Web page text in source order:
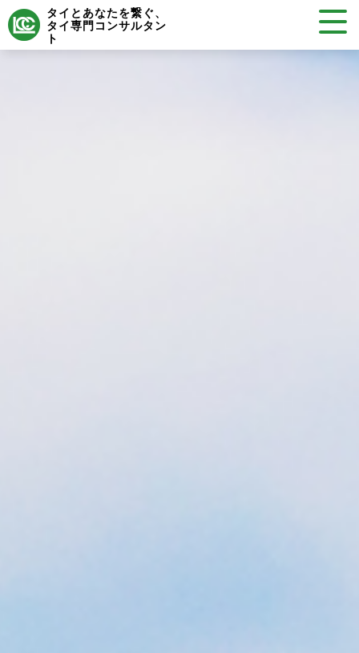
タイとあなたを繋ぐ、
タイ専門コンサルタン
ト